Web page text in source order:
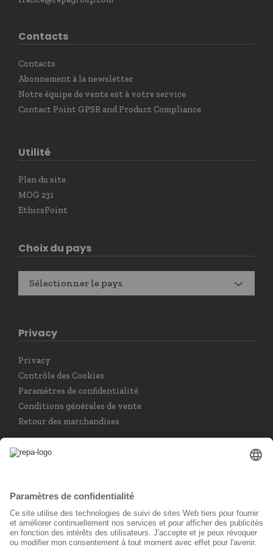
Contacts
Contacts
Abonnement à la newsletter
Notre équipe de vente est à votre service
Contact Point GPSR and Product Compliance
Utilité
Plan du site
MOG 231
EthicsPoint
Choix du pays
Sélectionner le pays
Privacy
Privacy
Contrôle des Cookies
Paramètres de confidentialité
Conditions générales de vente
Retour des marchandises
Choisir la langue
Français